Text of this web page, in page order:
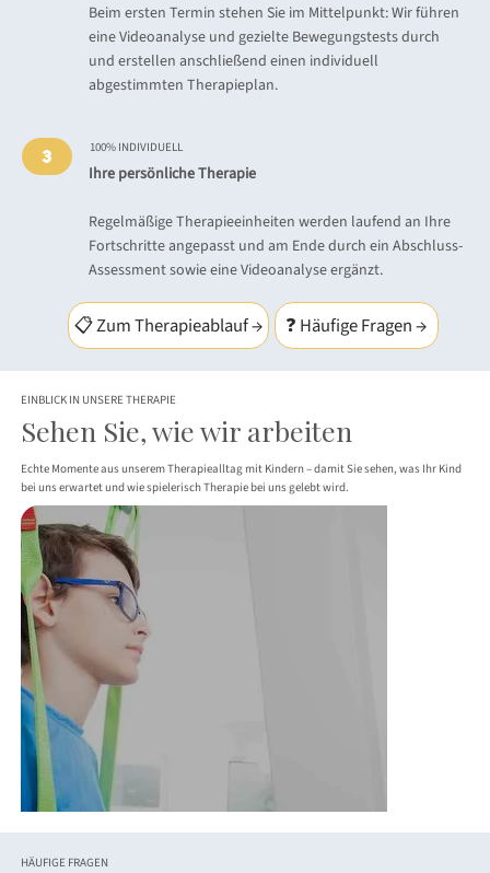
Beim ersten Termin stehen Sie im Mittelpunkt: Wir führen
eine Videoanalyse und gezielte Bewegungstests durch
und erstellen anschließend einen individuell
abgestimmten Therapieplan.
3 100% INDIVIDUELL
Ihre persönliche Therapie
Regelmäßige Therapieeinheiten werden laufend an Ihre
Fortschritte angepasst und am Ende durch ein Abschluss-
Assessment sowie eine Videoanalyse ergänzt.
📋 Zum Therapieablauf → ❓ Häufige Fragen →
EINBLICK IN UNSERE THERAPIE
Sehen Sie, wie wir arbeiten
Echte Momente aus unserem Therapiealltag mit Kindern – damit Sie sehen, was Ihr Kind
bei uns erwartet und wie spielerisch Therapie bei uns gelebt wird.
HÄUFIGE FRAGEN